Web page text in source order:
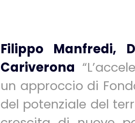
Filippo Manfredi,
Cariverona “
un approccio di
del potenziale del